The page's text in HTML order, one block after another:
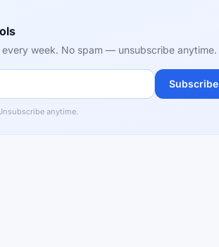
week. No spam — unsubscribe anytime.
Subscribe
anytime.